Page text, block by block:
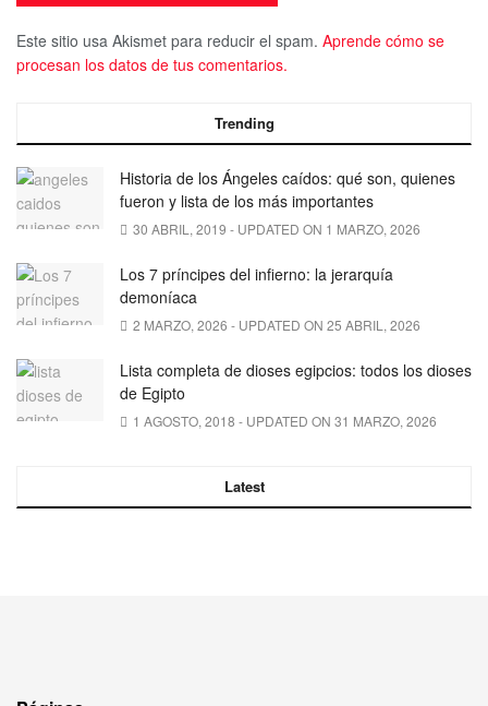
Este sitio usa Akismet para reducir el spam. Aprende cómo se
procesan los datos de tus comentarios.
Trending
Historia de los Ángeles caídos: qué son, quienes
fueron y lista de los más importantes
30 ABRIL, 2019 - UPDATED ON 1 MARZO, 2026
Los 7 príncipes del infierno: la jerarquía
demoníaca
2 MARZO, 2026 - UPDATED ON 25 ABRIL, 2026
Lista completa de dioses egipcios: todos los dioses
de Egipto
1 AGOSTO, 2018 - UPDATED ON 31 MARZO, 2026
Latest